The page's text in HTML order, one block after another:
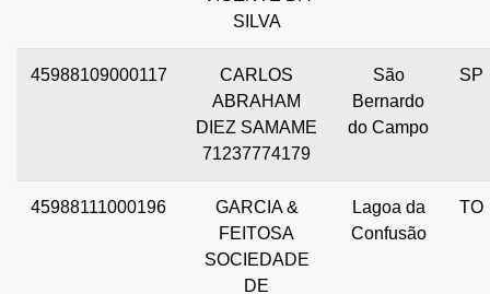
SILVA
45988109000117
CARLOS
ABRAHAM
DIEZ SAMAME
71237774179
São
Bernardo
do Campo
SP
45988111000196
GARCIA &
FEITOSA
SOCIEDADE
DE
Lagoa da
Confusão
TO